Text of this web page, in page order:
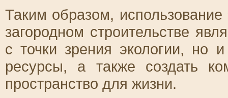
Таким образом,
загородном строительстве
с точки зрения экологии, но
ресурсы, а также создать
пространство для жизни.